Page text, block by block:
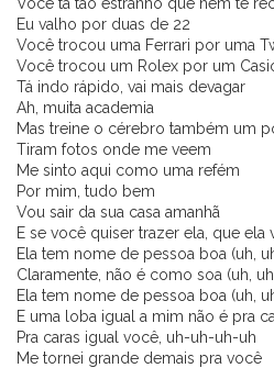
Eu valho por duas de 22
Você trocou uma Ferrari por uma
Você trocou um Rolex por um
Tá indo rápido, vai mais devagar
Ah, muita academia
Mas treine o cérebro também um
Tiram fotos onde me veem
Me sinto aqui como uma refém
Por mim, tudo bem
Vou sair da sua casa amanhã
E se você quiser trazer ela, que ela
Ela tem nome de pessoa boa (uh,
Claramente, não é como soa (uh,
Ela tem nome de pessoa boa (uh,
E uma loba igual a mim não é pra
Pra caras igual você, uh-uh-uh-uh
Me tornei grande demais pra você